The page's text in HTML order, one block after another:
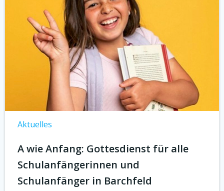
Aktuelles
A wie Anfang: Gottesdienst für alle
Schulanfängerinnen und
Schulanfänger in Barchfeld